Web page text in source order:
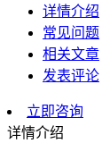
详情介绍
常见问题
相关文章
发表评论
立即咨询
详情介绍